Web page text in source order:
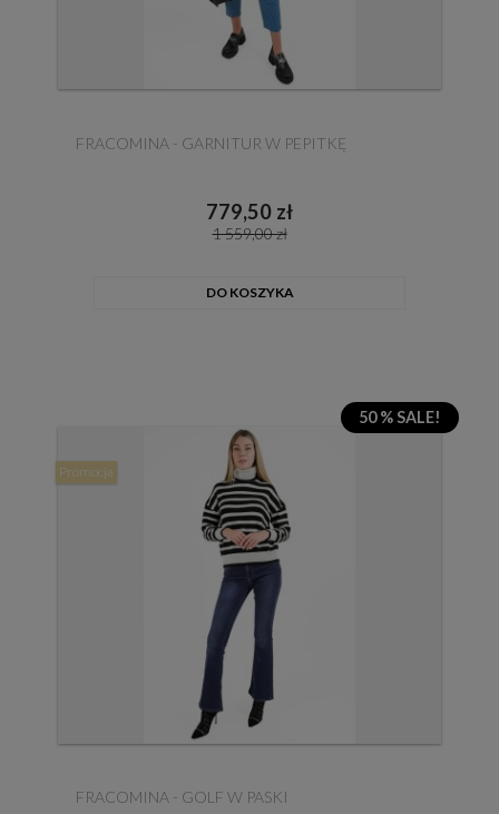
FRACOMINA - GARNITUR W PEPITKĘ
779,50 zł
1 559,00 zł
DO KOSZYKA
50 % SALE!
FRACOMINA - GOLF W PASKI
Promocja